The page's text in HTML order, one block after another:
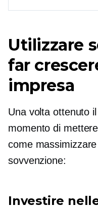
Utilizzare
far
impresa
Una volta ottenuto
momento di
come
sovvenzione:
Investire